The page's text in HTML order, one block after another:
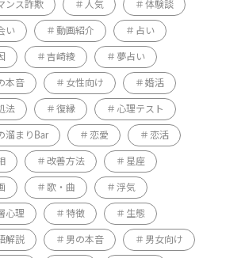
ンス詐欺 人気 体験談
い 動画紹介 占い
吉崎綾 夢占い
本音 女性向け 婚活
法 復縁 心理テスト
溜まりBar 恋愛 恋活
改善方法 星座
歌・曲 浮気
心理 特徴 生態
解説 男の本音 男女向け